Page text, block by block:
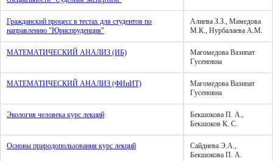
Гражданский процесс в тестах для студентов по
направлению "Юриспруденция"
Алиева З.З., Мамедова
М.К., Нурбалаева А.М.
МАТЕМАТИЧЕСКИЙ АНАЛИЗ (ИБ)
Магомедова Вазипат
Гусеновна
МАТЕМАТИЧЕСКИЙ АНАЛИЗ (ФИиИТ)
Магомедова Вазипат
Гусеновна
Экология человека курс лекций
Бекшокова П. А.,
Бекшоков К. С.
Основы природопользования курс лекций
Сайдиева Э.А.,
Бекшокова П. А.